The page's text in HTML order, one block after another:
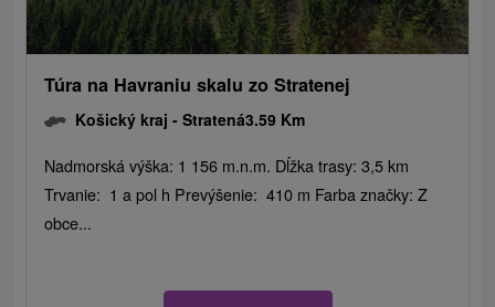
Túra na Havraniu skalu zo Stratenej
Košický kraj -Stratená3.59 Km
Nadmorská výška: 1 156 m.n.m. Dĺžka trasy: 3,5 km
Trvanie: 1 a pol h Prevýšenie: 410 m Farba značky: Z
obce...